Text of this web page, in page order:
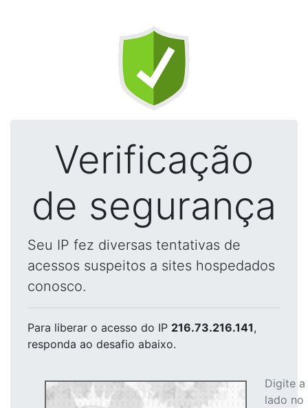
Verificação
de segurança
Seu IP fez diversas tentativas de
acessos suspeitos a sites hospedados
conosco.
Para liberar o acesso do IP 216.73.216.141,
responda ao desafio abaixo.
Digite
lado no